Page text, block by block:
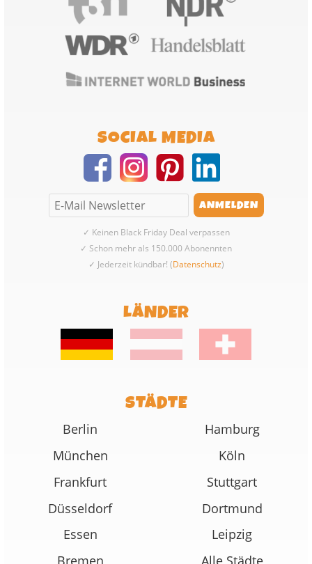
SOCIAL MEDIA
✓ Keinen Black Friday Deal verpassen
✓ Schon mehr als 150.000 Abonennten
✓ Jederzeit kündbar! (Datenschutz)
LÄNDER
STÄDTE
Berlin
Hamburg
München
Köln
Frankfurt
Stuttgart
Düsseldorf
Dortmund
Essen
Leipzig
Bremen
Alle Städte